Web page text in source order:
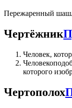
Пережаренный
Чертёжник
Человек,
которого
Чертополох